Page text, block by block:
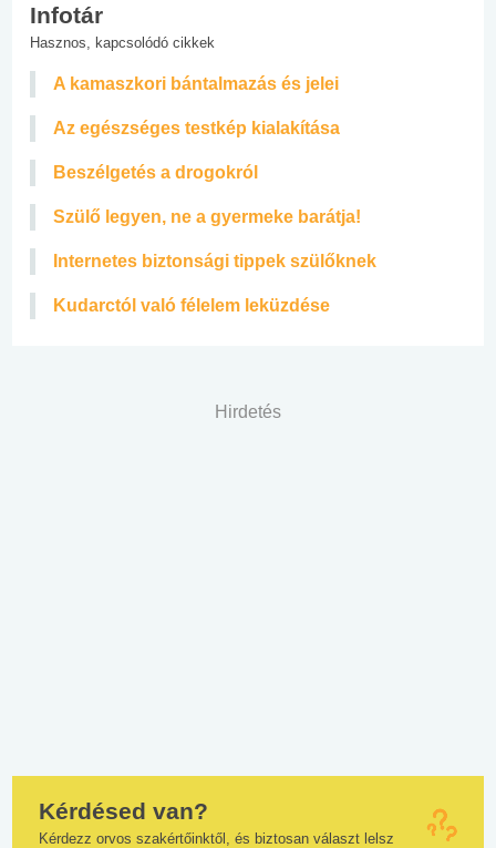
Infotár
Hasznos, kapcsolódó cikkek
A kamaszkori bántalmazás és jelei
Az egészséges testkép kialakítása
Beszélgetés a drogokról
Szülő legyen, ne a gyermeke barátja!
Internetes biztonsági tippek szülőknek
Kudarctól való félelem leküzdése
Hirdetés
Kérdésed van?
Kérdezz orvos szakértőinktől, és biztosan választ lelsz